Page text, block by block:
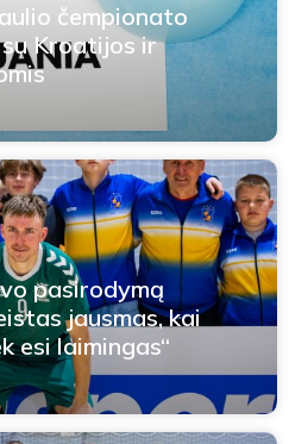
čempionato
Kroatijos ir
pasirodymą
jausmas, kai
esi laimingas“